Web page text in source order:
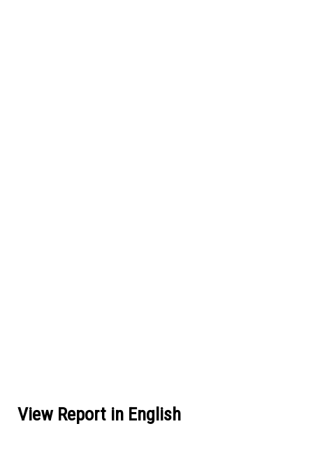
View Report in English